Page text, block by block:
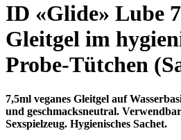
ID «Glide» Lube
Gleitgel im
Probe-Tütchen
7,5ml veganes Gleitgel auf
und geschmacksneutral.
Sexspielzeug. Hygienisches Sachet.